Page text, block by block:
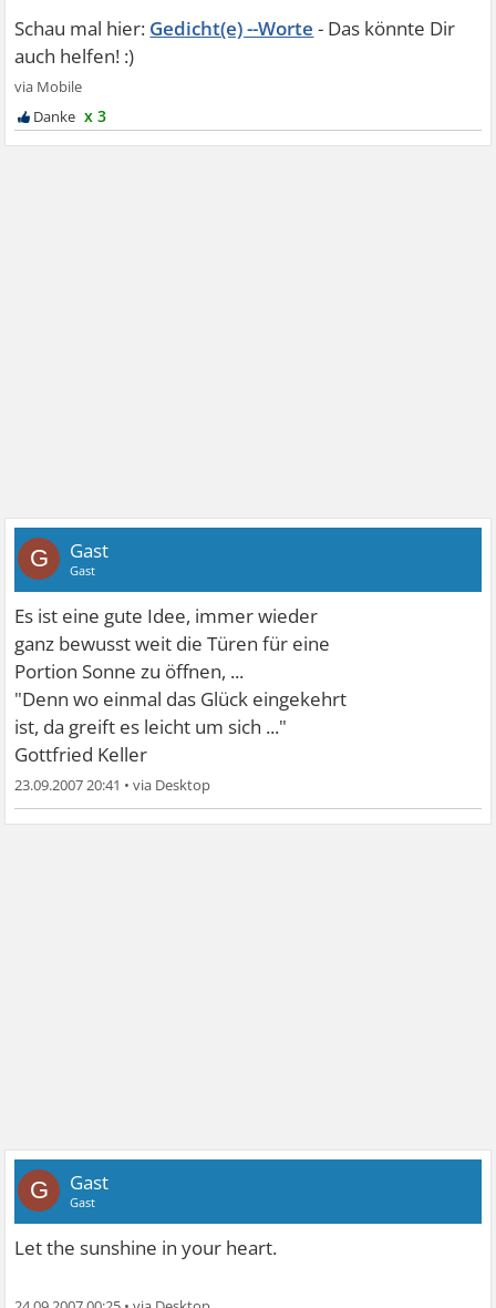
Gedicht(e) --Worte
x 3
G Gast
Gast
Es ist eine gute Idee, immer wieder
ganz bewusst weit die Türen für eine
Portion Sonne zu öffnen, ...
"Denn wo einmal das Glück eingekehrt
ist, da greift es leicht um sich ..."
Gottfried Keller
23.09.2007 20:41 •
G Gast
Gast
Let the sunshine in your heart.